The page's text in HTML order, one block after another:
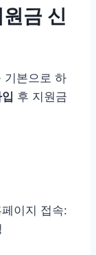
금 신
기본으로 하
후 지원금
이지 접속: